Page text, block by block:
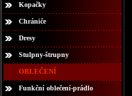
Kopačky
Chrániče
Dresy
Stulpny-štrupny
OBLEČENÍ
Funkční oblečení-prádlo